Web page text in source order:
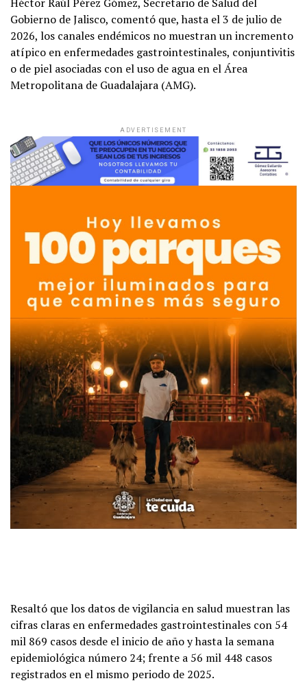
Gobierno de Jalisco, comentó que, hasta el 3 de julio de
2026, los canales endémicos no muestran un incremento
atípico en enfermedades gastrointestinales, conjuntivitis
o de piel asociadas con el uso de agua en el Área
Metropolitana de Guadalajara (AMG).
ADVERTISEMENT
Resaltó que los datos de vigilancia en salud muestran las
cifras claras en enfermedades gastrointestinales con 54
mil 869 casos desde el inicio de año y hasta la semana
epidemiológica número 24; frente a 56 mil 448 casos
registrados en el mismo periodo de 2025.